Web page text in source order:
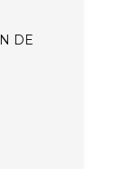
DE